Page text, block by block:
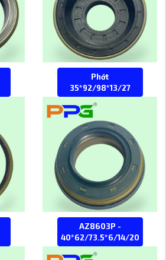
Phớt
35*92/98*13/27
AZ8603P -
40*62/73.5*6/14/20